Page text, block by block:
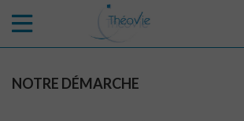
NOTRE DÉMARCHE